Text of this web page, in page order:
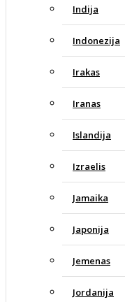
Indija
Indonezija
Irakas
Iranas
Islandija
Izraelis
Jamaika
Japonija
Jemenas
Jordanija